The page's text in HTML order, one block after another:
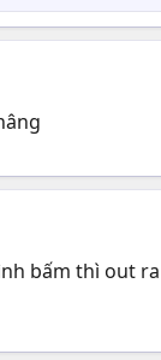
bấm thì out